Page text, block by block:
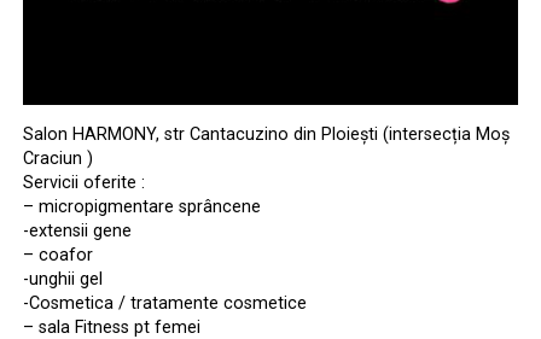
Salon HARMONY, str Cantacuzino din Ploiești (intersecția Moș
Craciun )
Servicii oferite :
– micropigmentare sprâncene
-extensii gene
– coafor
-unghii gel
-Cosmetica / tratamente cosmetice
– sala Fitness pt femei